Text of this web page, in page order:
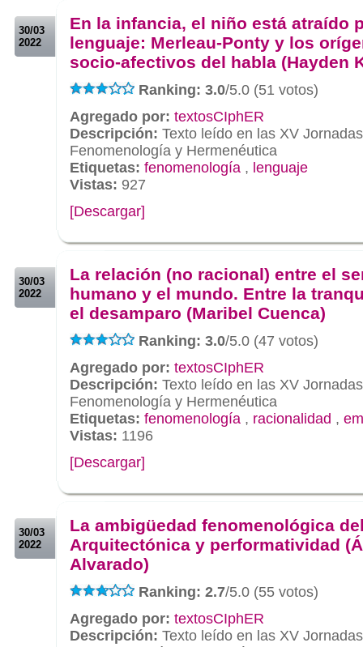
30/03
2022
En la infancia, el niño está atraído
lenguaje: Merleau-Ponty y los
socio-afectivos del habla (Hayden
Ranking: 3.0/5.0 (51 votos)
Agregado por: textosCIphER
Descripción: Texto leído en las XV
Fenomenología y Hermenéutica
Etiquetas: fenomenología , lenguaje
Vistas: 927
[Descargar]
30/03
2022
La relación (no racional) entre el
humano y el mundo. Entre la
el desamparo (Maribel Cuenca)
Ranking: 3.0/5.0 (47 votos)
Agregado por: textosCIphER
Descripción: Texto leído en las XV
Fenomenología y Hermenéutica
Etiquetas: fenomenología , racionalidad ,
Vistas: 1196
[Descargar]
30/03
2022
La ambigüedad fenomenológica
Arquitectónica y performatividad
Alvarado)
Ranking: 2.7/5.0 (55 votos)
Agregado por: textosCIphER
Descripción: Texto leído en las XV